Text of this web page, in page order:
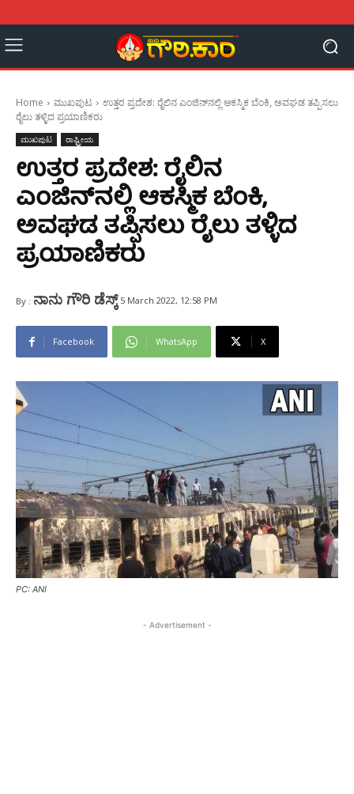
Home ಮುಖಪುಟ
ಉತ್ತರ ಪ್ರದೇಶ: ರೈಲಿನ ಎಂಜಿನ್‌ನಲ್ಲಿ ಆಕಸ್ಮಿಕ ಬೆಂಕಿ, ಅವಘಡ ತಪ್ಪಿಸಲು
ರೈಲು ತಳ್ಳಿದ ಪ್ರಯಾಣಿಕರು
ಮುಖಪುಟ ರಾಷ್ಟ್ರೀಯ
ಉತ್ತರ ಪ್ರದೇಶ: ರೈಲಿನ
ಎಂಜಿನ್‌ನಲ್ಲಿ ಆಕಸ್ಮಿಕ ಬೆಂಕಿ,
ಅವಘಡ ತಪ್ಪಿಸಲು ರೈಲು ತಳ್ಳಿದ
ಪ್ರಯಾಣಿಕರು
By : ನಾನು ಗೌರಿ ಡೆಸ್ಕ್ 5 March 2022, 12:58 PM
Facebook WhatsApp X
PC: ANI
- Advertisement -